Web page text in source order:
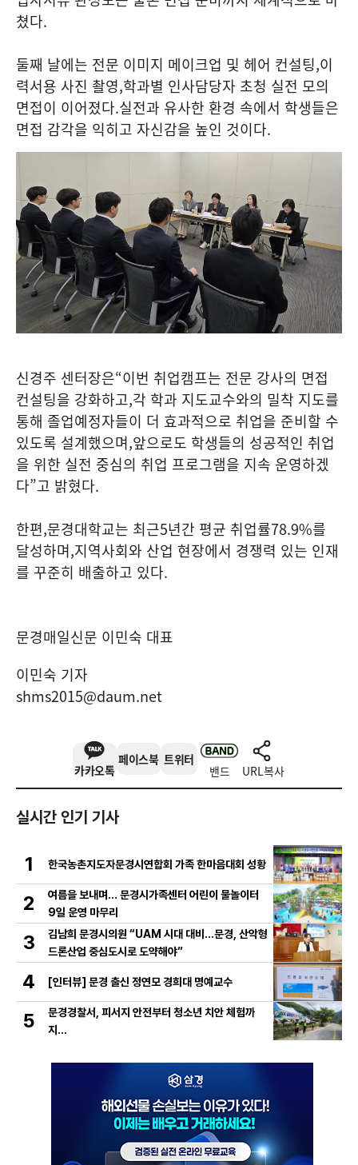
쳤다.
둘째 날에는 전문 이미지 메이크업 및 헤어 컨설팅,이
력서용 사진 촬영,학과별 인사담당자 초청 실전 모의
면접이 이어졌다.실전과 유사한 환경 속에서 학생들은
면접 감각을 익히고 자신감을 높인 것이다.
신경주 센터장은“이번 취업캠프는 전문 강사의 면접
컨설팅을 강화하고,각 학과 지도교수와의 밀착 지도를
통해 졸업예정자들이 더 효과적으로 취업을 준비할 수
있도록 설계했으며,앞으로도 학생들의 성공적인 취업
을 위한 실전 중심의 취업 프로그램을 지속 운영하겠
다”고 밝혔다.
한편,문경대학교는 최근5년간 평균 취업률78.9%를
달성하며,지역사회와 산업 현장에서 경쟁력 있는 인재
를 꾸준히 배출하고 있다.
문경매일신문 이민숙 대표
이민숙 기자
shms2015@daum.net
카카오톡
페이스북 트위터
밴드 URL복사
실시간 인기 기사
1 한국농촌지도자문경시연합회 가족 한마음대회 성황
2
여름을 보내며… 문경시가족센터 어린이 물놀이터
9일 운영 마무리
3
김남희 문경시의원 “UAM 시대 대비…문경, 산악형
드론산업 중심도시로 도약해야”
4 [인터뷰] 문경 출신 정연모 경희대 명예교수
5
문경경찰서, 피서지 안전부터 청소년 치안 체험까
지…